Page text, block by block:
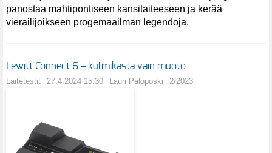
panostaa mahtipontiseen kansitaiteeseen ja kerää
vierailijoikseen progemaailman legendoja.
Lewitt Connect 6 – kulmikasta vain muoto
Laitetestit 27.4.2024 15:30 Lauri Paloposki 2/2023